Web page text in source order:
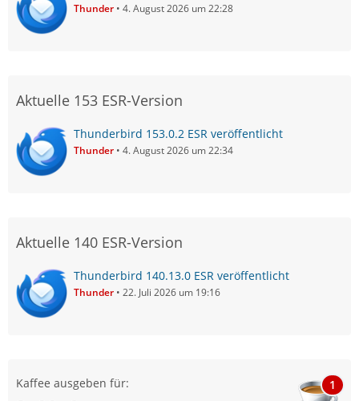
Thunder 4. August 2026 um 22:28
Aktuelle 153 ESR-Version
Thunderbird 153.0.2 ESR veröffentlicht
Thunder 4. August 2026 um 22:34
Aktuelle 140 ESR-Version
Thunderbird 140.13.0 ESR veröffentlicht
Thunder 22. Juli 2026 um 19:16
Kaffee ausgeben für: 1